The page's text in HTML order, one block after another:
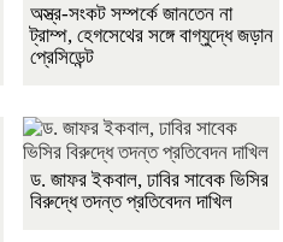
অস্ত্র-সংকট সম্পর্কে জানতেন না
ট্রাম্প, হেগসেথের সঙ্গে বাগ্‌যুদ্ধে জড়ান
প্রেসিডেন্ট
ড. জাফর ইকবাল, ঢাবির সাবেক ভিসির
বিরুদ্ধে তদন্ত প্রতিবেদন দাখিল